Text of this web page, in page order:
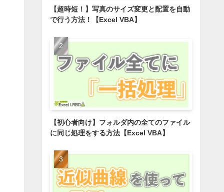
【超時短！】写真のサイズ変更と配置を自動
で行う方法！【Excel VBA】
【初心者向け】フォルダ内の全てのファイル
に同じ処理をする方法【Excel VBA】